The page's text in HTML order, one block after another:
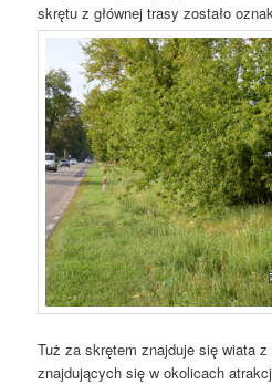
skrętu z głównej trasy zostało
Tuż za skrętem znajduje się wiata
znajdujących się w okolicach